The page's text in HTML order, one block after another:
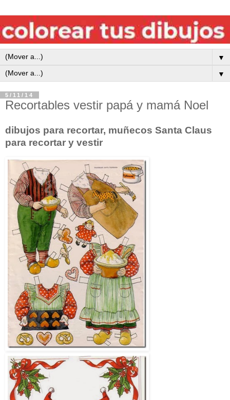
▼
▼
5/11/14
Recortables vestir papá y mamá Noel
dibujos para recortar, muñecos Santa Claus
para recortar y vestir